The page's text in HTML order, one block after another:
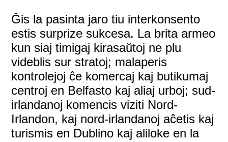
Ĝis la pasinta jaro tiu interkonsento
estis surprize sukcesa. La brita armeo
kun siaj timigaj kirasaŭtoj ne plu
videblis sur stratoj; malaperis
kontrolejoj ĉe komercaj kaj butikumaj
centroj en Belfasto kaj aliaj urboj; sud-
irlandanoj komencis viziti Nord-
Irlandon, kaj nord-irlandanoj aĉetis kaj
turismis en Dublino kaj aliloke en la